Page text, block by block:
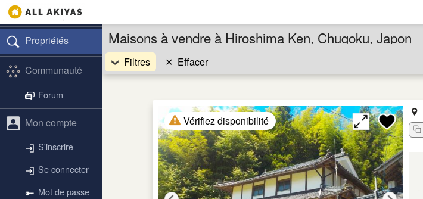
Propriétés
Communauté
Forum
Mon compte
S'inscrire
Se connecter
Mot de passe
Maisons à vendre à Hiroshima Ken, Chugoku, Japon
Filtres ✕ Effacer
Vérifiez disponibilité